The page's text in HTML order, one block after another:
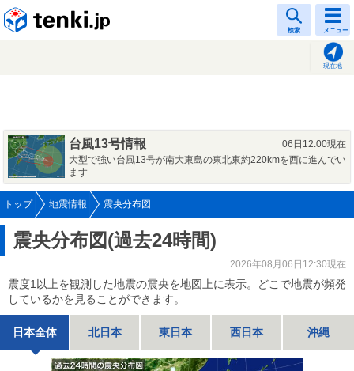
検索 メニュー
現在地
台風13号情報
06日12:00現在
大型で強い台風13号が南大東島の東北東約220kmを西に進んでい
ます
トップ 地震情報 震央分布図
震央分布図(過去24時間)
2026年08月06日12:30現在
震度1以上を観測した地震の震央を地図上に表示。どこで地震が頻発
しているかを見ることができます。
日本全体 北日本 東日本 西日本 沖縄